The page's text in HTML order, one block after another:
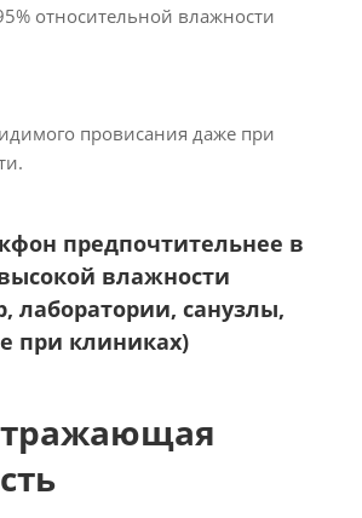
относительной влажности
провисания даже при
предпочтительнее в
влажности
лаборатории, санузлы,
при клиниках)